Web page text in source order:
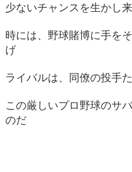
少ないチャンスを生かし
時には、野球賭博に手を
げ
ライバルは、同僚の投手
この厳しいプロ野球のサ
のだ